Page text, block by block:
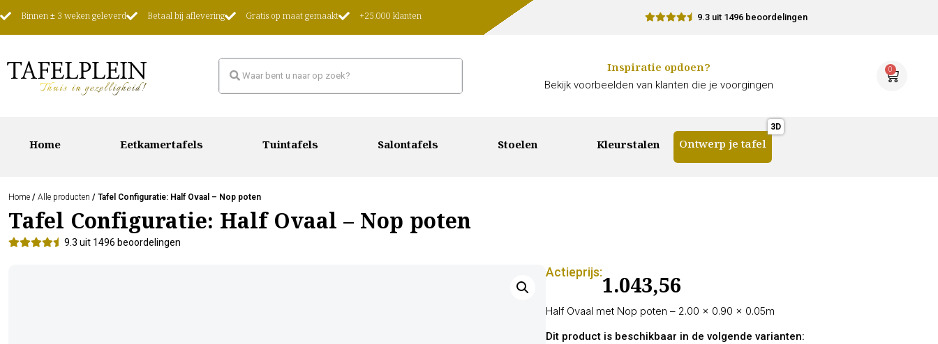
Binnen ± 3 weken geleverd Betaal bij aflevering Gratis op maat gemaakt +25.000 klanten 9.3 uit 1496 beoordelingen
Inspiratie opdoen?
Bekijk voorbeelden van klanten die je voorgingen
0
Home Eetkamertafels Tuintafels Salontafels Stoelen Kleurstalen Ontwerp je tafel
Home / Alle producten / Tafel Configuratie: Half Ovaal – Nop poten
Tafel Configuratie: Half Ovaal – Nop poten
9.3 uit 1496 beoordelingen
Actieprijs:
1.043,56
Half Ovaal met Nop poten – 2.00 × 0.90 × 0.05m
Dit product is beschikbaar in de volgende varianten: